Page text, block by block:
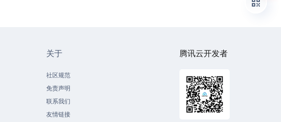
关于
社区规范
免责声明
联系我们
友情链接
腾讯云开发者